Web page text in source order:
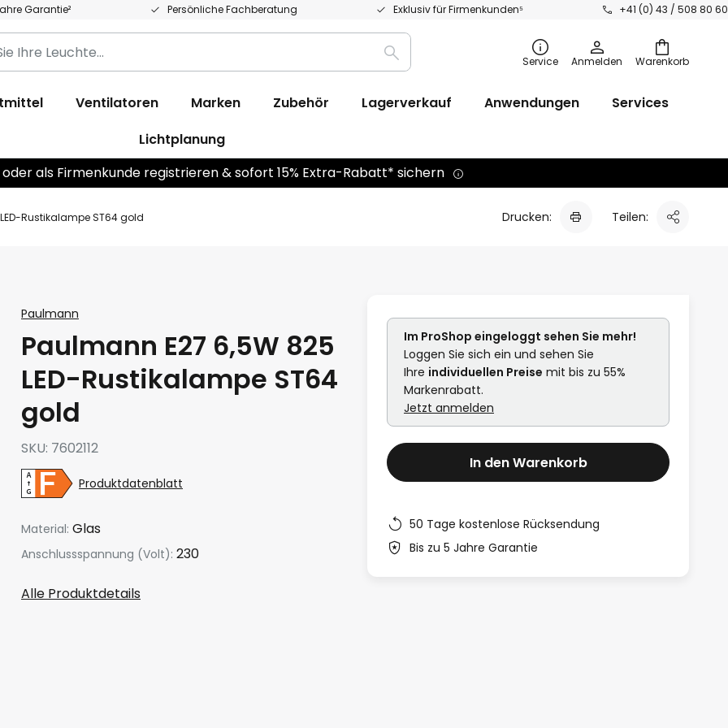
Garantie² Persönliche Fachberatung Exklusiv für Firmenkunden⁵ +41 (0) 43 / 508 80 60
Warenkorb
Suche Service Anmelden
Ventilatoren Marken Zubehör Lagerverkauf Anwendungen
Services
Lichtplanung
als Firmenkunde registrieren & sofort 15% Extra-Rabatt* sichern
Rustikalampe ST64 gold Drucken: Teilen:
Paulmann
Paulmann E27 6,5W 825
LED-Rustikalampe ST64
gold
SKU 7602112
Produktdatenblatt
Material: Glas
Anschlussspannung (Volt): 230
Alle Produktdetails
Im ProShop eingeloggt sehen Sie mehr!
Loggen Sie sich ein und sehen Sie
Ihre individuellen Preise mit bis zu 55%
Markenrabatt.
Jetzt anmelden
In den Warenkorb
50 Tage kostenlose Rücksendung
Bis zu 5 Jahre Garantie